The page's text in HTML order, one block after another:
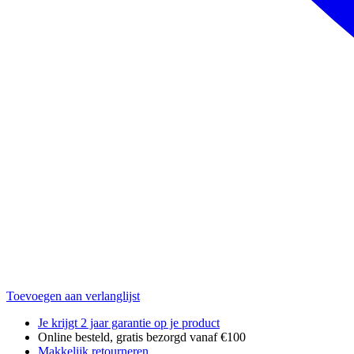
Toevoegen aan verlanglijst
Je krijgt 2 jaar garantie op je product
Online besteld, gratis bezorgd vanaf €100